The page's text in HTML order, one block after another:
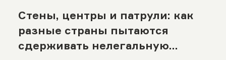
Стены, центры и патрули: как
разные страны пытаются
сдерживать нелегальную